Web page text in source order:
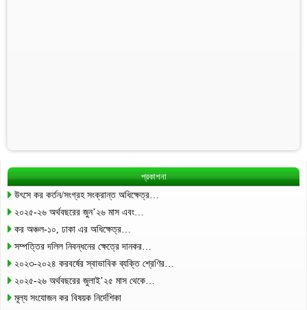
প্রকাশনা
উৎসে কর কর্তন/সংগ্রহ সংক্রান্ত অধিক্ষেত্র…
২০২৫-২৬ অর্থবছরের জুন’২৬ মাস এবং…
কর অঞ্চল-১০, ঢাকা এর অধিক্ষেত্র…
সম্পত্তির দলিল নিবন্ধনের ক্ষেত্রে দানকর…
২০২৩-২০২৪ করবর্ষের স্বাভাবিক ব্যক্তি শ্রেণির…
২০২৫-২৬ অর্থবছরের জুলাই’২৫ মাস থেকে…
মূল্য সংযোজন কর বিষয়ক নির্দেশিকা